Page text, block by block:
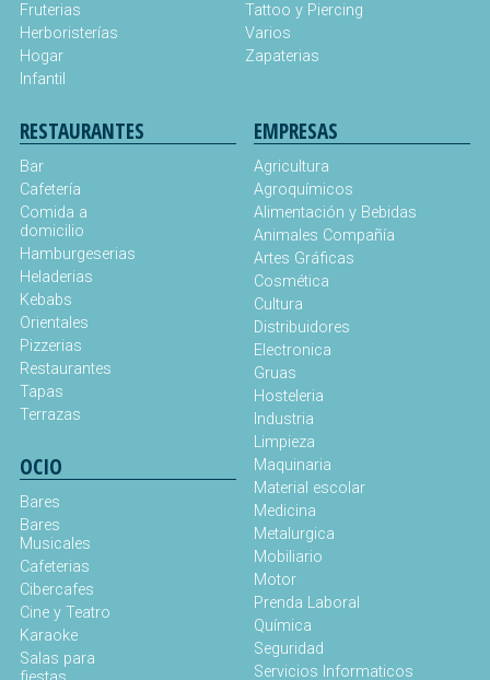
Fruterias
Herboristerías
Hogar
Infantil
Tattoo y Piercing
Varios
Zapaterias
RESTAURANTES
Bar
Cafetería
Comida a
domicilio
Hamburgeserias
Heladerias
Kebabs
Orientales
Pizzerias
Restaurantes
Tapas
Terrazas
OCIO
Bares
Bares
Musicales
Cafeterias
Cibercafes
Cine y Teatro
Karaoke
Salas para
EMPRESAS
Agricultura
Agroquímicos
Alimentación y Bebidas
Animales Compañía
Artes Gráficas
Cosmética
Cultura
Distribuidores
Electronica
Gruas
Hosteleria
Industria
Limpieza
Maquinaria
Material escolar
Medicina
Metalurgica
Mobiliario
Motor
Prenda Laboral
Química
Seguridad
Servicios Informaticos